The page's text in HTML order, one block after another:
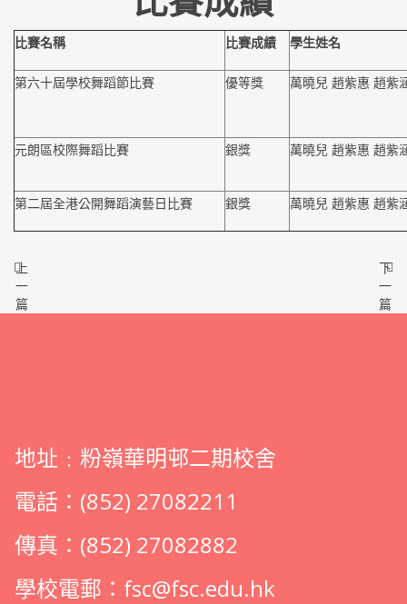
比賽名稱 比賽成績 學生姓名
第六十屆學校舞蹈節比賽 優等獎 萬曉兒 趙紫惠 趙紫
元朗區校際舞蹈比賽 銀獎 萬曉兒 趙紫惠 趙紫
第二屆全港公開舞蹈演藝日比賽 銀獎 萬曉兒 趙紫惠 趙紫
上
一
篇
下
一
篇
地址﹕粉嶺華明邨二期校舍
電話：(852) 27082211
傳真：(852) 27082882
學校電郵： fsc@fsc.edu.hk